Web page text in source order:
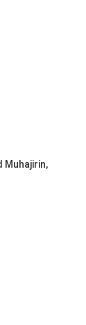
Muhajirin,